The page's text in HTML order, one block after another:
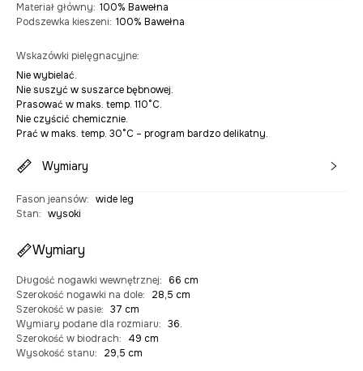
Materiał główny: 100% Bawełna
Podszewka kieszeni: 100% Bawełna
Wskazówki pielęgnacyjne:
Nie wybielać.
Nie suszyć w suszarce bębnowej.
Prasować w maks. temp. 110°C.
Nie czyścić chemicznie.
Prać w maks. temp. 30°C – program bardzo delikatny.
Wymiary
Fason jeansów: wide leg
Stan: wysoki
Wymiary
Długość nogawki wewnętrznej:
66 cm
Szerokość nogawki na dole:
28,5 cm
Szerokość w pasie: 37 cm
Wymiary podane dla rozmiaru: 36.
Szerokość w biodrach:
49 cm
Wysokość stanu: 29,5 cm